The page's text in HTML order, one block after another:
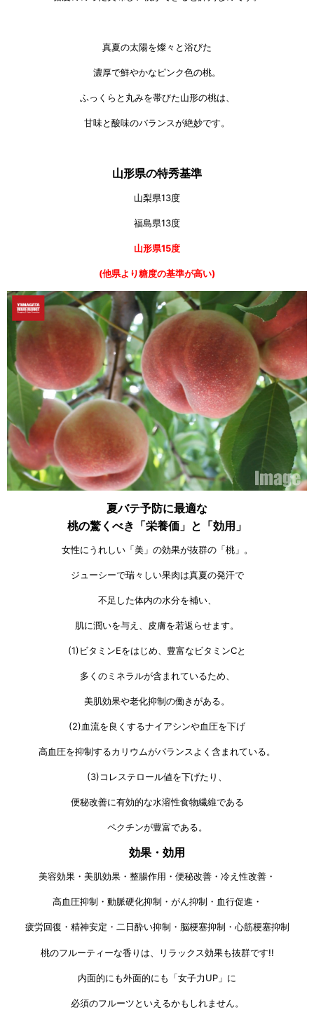
真夏の太陽を燦々と浴びた
濃厚で鮮やかなピンク色の桃。
ふっくらと丸みを帯びた山形の桃は、
甘味と酸味のバランスが絶妙です。
山形県の特秀基準
山梨県13度
福島県13度
山形県15度
(他県より糖度の基準が高い)
夏バテ予防に最適な
桃の驚くべき「栄養価」と「効用」
女性にうれしい「美」の効果が抜群の「桃」。
ジューシーで瑞々しい果肉は真夏の発汗で
不足した体内の水分を補い、
肌に潤いを与え、皮膚を若返らせます。
(1)ビタミンEをはじめ、豊富なビタミンCと
多くのミネラルが含まれているため、
美肌効果や老化抑制の働きがある。
(2)血流を良くするナイアシンや血圧を下げ
高血圧を抑制するカリウムがバランスよく含まれている。
(3)コレステロール値を下げたり、
便秘改善に有効的な水溶性食物繊維である
ペクチンが豊富である。
効果・効用
美容効果・美肌効果・整腸作用・便秘改善・冷え性改善・
高血圧抑制・動脈硬化抑制・がん抑制・血行促進・
疲労回復・精神安定・二日酔い抑制・脳梗塞抑制・心筋梗塞抑制
桃のフルーティーな香りは、リラックス効果も抜群です!!
内面的にも外面的にも「女子力UP」に
必須のフルーツといえるかもしれません。